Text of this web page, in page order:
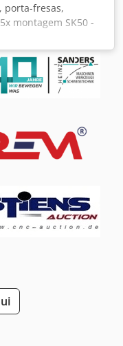
porta-fresas,
montagem SK50 -
planos, mandris
topo de concha,
-Peso: 50 kg